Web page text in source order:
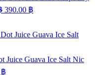
390.00 ฿
Guava Ice Salt Nic
฿